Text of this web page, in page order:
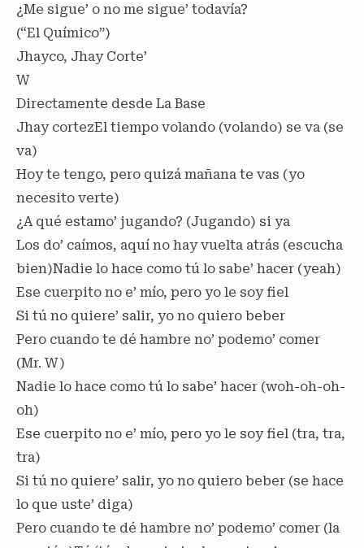
¿Me sigue’ o no me sigue’ todavía?
(“El Químico”)
Jhayco, Jhay Corte’
W
Directamente desde La Base
Jhay cortezEl tiempo volando (volando) se va (se
va)
Hoy te tengo, pero quizá mañana te vas (yo
necesito verte)
¿A qué estamo’ jugando? (Jugando) si ya
Los do’ caímos, aquí no hay vuelta atrás (escucha
bien)Nadie lo hace como tú lo sabe’ hacer (yeah)
Ese cuerpito no e’ mío, pero yo le soy fiel
Si tú no quiere’ salir, yo no quiero beber
Pero cuando te dé hambre no’ podemo’ comer
(Mr. W)
Nadie lo hace como tú lo sabe’ hacer (woh-oh-oh-
oh)
Ese cuerpito no e’ mío, pero yo le soy fiel (tra, tra,
tra)
Si tú no quiere’ salir, yo no quiero beber (se hace
lo que uste’ diga)
Pero cuando te dé hambre no’ podemo’ comer (la